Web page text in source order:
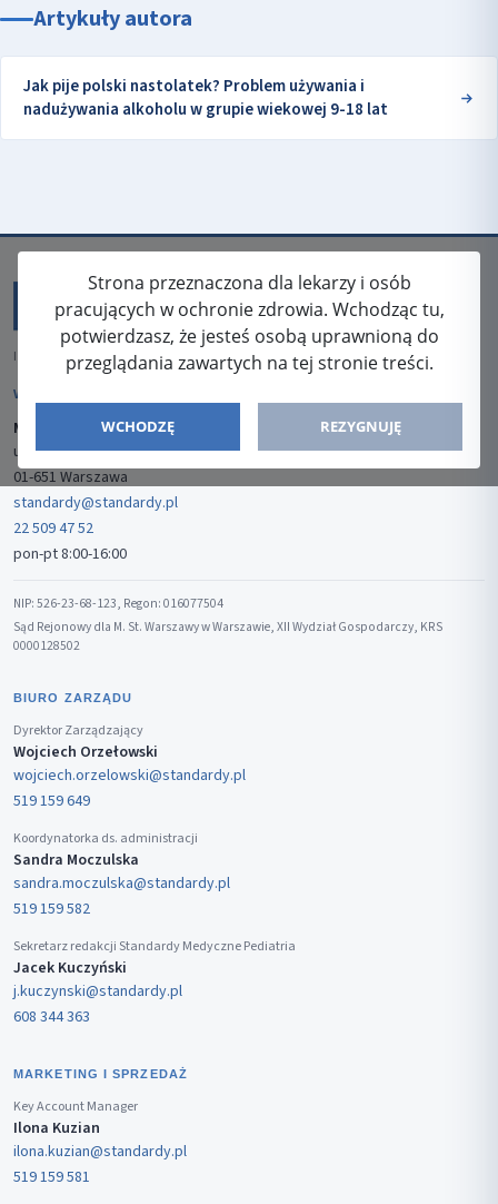
Artykuły autora
Jak pije polski nastolatek? Problem używania i
nadużywania alkoholu w grupie wiekowej 9-18 lat
Strona przeznaczona dla lekarzy i osób
pracujących w ochronie zdrowia. Wchodząc tu,
potwierdzasz, że jesteś osobą uprawnioną do
przeglądania zawartych na tej stronie treści.
WCHODZĘ REZYGNUJĘ
ISSN: 2080-5438
WYDAWCA
Media-Press Sp. z o.o.
ul. Gwiaździsta 7B/8
01-651 Warszawa
standardy@standardy.pl
22 509 47 52
pon-pt 8:00-16:00
NIP: 526-23-68-123, Regon: 016077504
Sąd Rejonowy dla M. St. Warszawy w Warszawie, XII Wydział Gospodarczy, KRS
0000128502
BIURO ZARZĄDU
Dyrektor Zarządzający
Wojciech Orzełowski
wojciech.orzelowski@standardy.pl
519 159 649
Koordynatorka ds. administracji
Sandra Moczulska
sandra.moczulska@standardy.pl
519 159 582
Sekretarz redakcji Standardy Medyczne Pediatria
Jacek Kuczyński
j.kuczynski@standardy.pl
608 344 363
MARKETING I SPRZEDAŻ
Key Account Manager
Ilona Kuzian
ilona.kuzian@standardy.pl
519 159 581